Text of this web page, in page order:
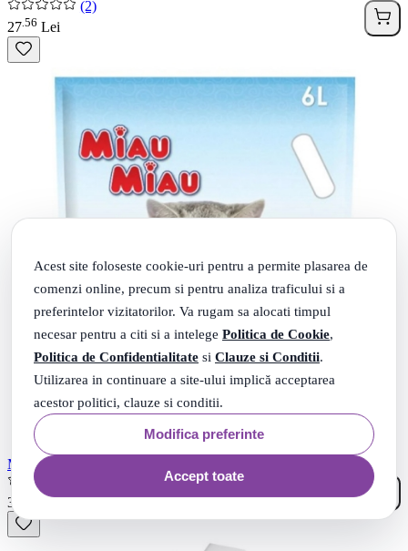
Acest site foloseste cookie-uri pentru a permite plasarea de
comenzi online, precum si pentru analiza traficului si a
preferintelor vizitatorilor. Va rugam sa alocati timpul
necesar pentru a citi si a intelege Politica de Cookie,
Politica de Confidentialitate si Clauze si Conditii.
Utilizarea in continuare a site-ului implică acceptarea
acestor politici, clauze si conditii.
Modifica preferinte
Accept toate
(2)
27 56 Lei
Miau Miau Asternut igienic pentru pisici, Tofu Baby Powder, 6 l
32
Lei